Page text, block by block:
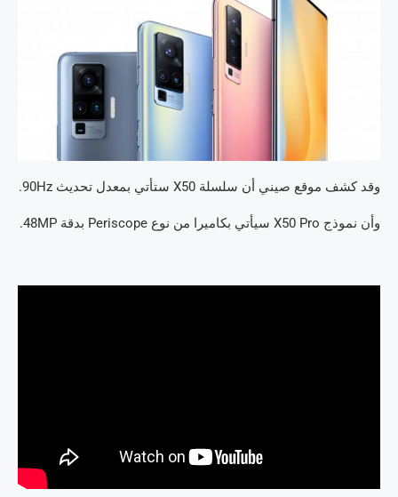
وقد كشف موقع صيني أن سلسلة X50 ستأتي بمعدل تحديث 90Hz.
وأن نموذج X50 Pro سيأتي بكاميرا من نوع Periscope بدقة 48MP.